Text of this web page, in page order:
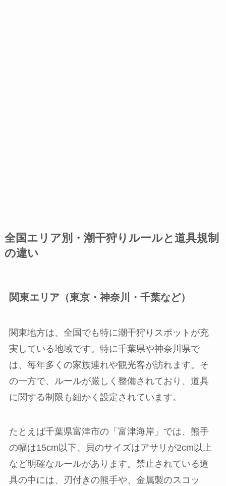
全国エリア別・潮干狩りルールと道具規制
の違い
関東エリア（東京・神奈川・千葉など）
関東地方は、全国でも特に潮干狩りスポットが充
実している地域です。特に千葉県や神奈川県で
は、毎年多くの家族連れや観光客が訪れます。そ
の一方で、ルールが厳しく整備されており、道具
に関する制限も細かく設定されています。
たとえば千葉県富津市の「富津海岸」では、熊手
の幅は15cm以下、貝のサイズはアサリが2cm以上
など明確なルールがあります。禁止されている道
具の中には、刃付きの熊手や、金属製のスコッ